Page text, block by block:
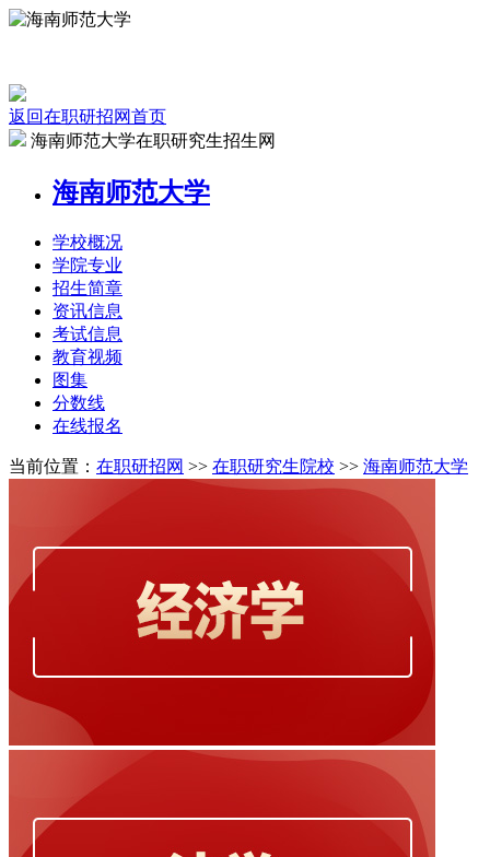
返回在职研招网首页
海南师范大学在职研究生招生网
海南师范大学
学校概况
学院专业
招生简章
资讯信息
考试信息
教育视频
图集
分数线
在线报名
当前位置： 在职研招网 >> 在职研究生院校 >> 海南师范大学